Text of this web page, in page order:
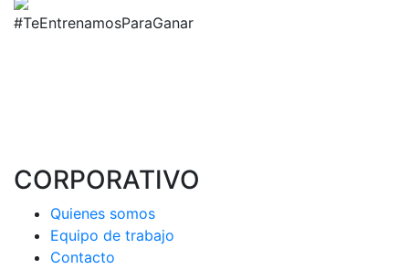
#TeEntrenamosParaGanar
CORPORATIVO
Quienes somos
Equipo de trabajo
Contacto